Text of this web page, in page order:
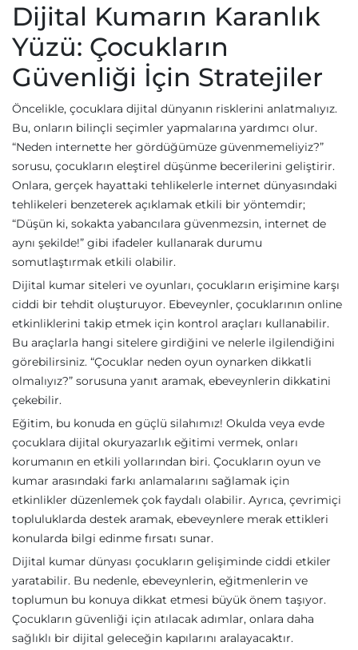
Dijital Kumarın Karanlık
Yüzü: Çocukların
Güvenliği İçin Stratejiler
Öncelikle, çocuklara dijital dünyanın risklerini anlatmalıyız.
Bu, onların bilinçli seçimler yapmalarına yardımcı olur.
“Neden internette her gördüğümüze güvenmemeliyiz?”
sorusu, çocukların eleştirel düşünme becerilerini geliştirir.
Onlara, gerçek hayattaki tehlikelerle internet dünyasındaki
tehlikeleri benzeterek açıklamak etkili bir yöntemdir;
“Düşün ki, sokakta yabancılara güvenmezsin, internet de
aynı şekilde!” gibi ifadeler kullanarak durumu
somutlaştırmak etkili olabilir.
Dijital kumar siteleri ve oyunları, çocukların erişimine karşı
ciddi bir tehdit oluşturuyor. Ebeveynler, çocuklarının online
etkinliklerini takip etmek için kontrol araçları kullanabilir.
Bu araçlarla hangi sitelere girdiğini ve nelerle ilgilendiğini
görebilirsiniz. “Çocuklar neden oyun oynarken dikkatli
olmalıyız?” sorusuna yanıt aramak, ebeveynlerin dikkatini
çekebilir.
Eğitim, bu konuda en güçlü silahımız! Okulda veya evde
çocuklara dijital okuryazarlık eğitimi vermek, onları
korumanın en etkili yollarından biri. Çocukların oyun ve
kumar arasındaki farkı anlamalarını sağlamak için
etkinlikler düzenlemek çok faydalı olabilir. Ayrıca, çevrimiçi
topluluklarda destek aramak, ebeveynlere merak ettikleri
konularda bilgi edinme fırsatı sunar.
Dijital kumar dünyası çocukların gelişiminde ciddi etkiler
yaratabilir. Bu nedenle, ebeveynlerin, eğitmenlerin ve
toplumun bu konuya dikkat etmesi büyük önem taşıyor.
Çocukların güvenliği için atılacak adımlar, onlara daha
sağlıklı bir dijital geleceğin kapılarını aralayacaktır.